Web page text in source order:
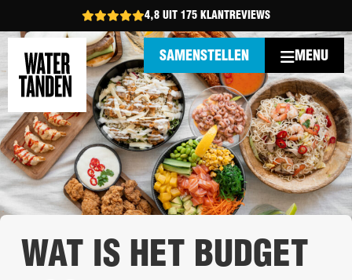
4,8 UIT 175 KLANTREVIEWS
MENU
SAMENSTELLEN
WAT IS HET BUDGET